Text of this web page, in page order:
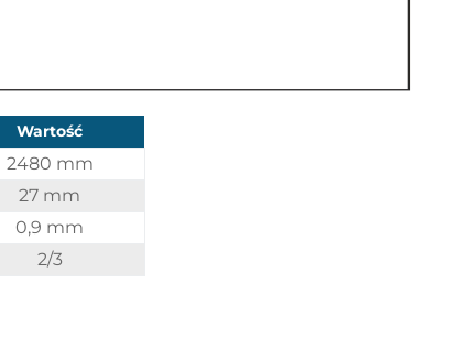
Wartość
2480 mm
27 mm
0,9 mm
2/3